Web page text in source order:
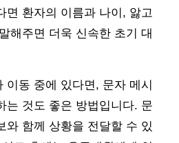
면 환자의 이름과 나이, 앓고
해주면 더욱 신속한 초기 대
이동 중에 있다면, 문자 메시
는 것도 좋은 방법입니다. 문
와 함께 상황을 전달할 수 있